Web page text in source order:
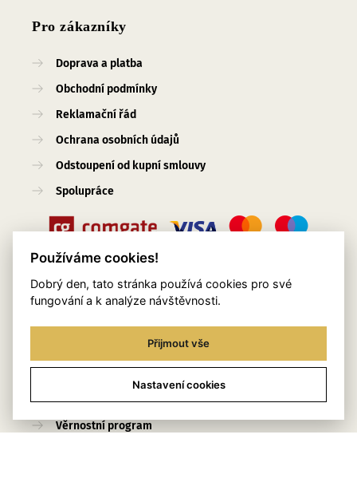
Pro zákazníky
Doprava a platba
Obchodní podmínky
Reklamační řád
Ochrana osobních údajů
Odstoupení od kupní smlouvy
Spolupráce
Užitečné odkazy
O nás
Kontakty
Věrnostní program
Používáme cookies!
Dobrý den, tato stránka používá cookies pro své
fungování a k analýze návštěvnosti.
Přijmout vše
Nastavení cookies